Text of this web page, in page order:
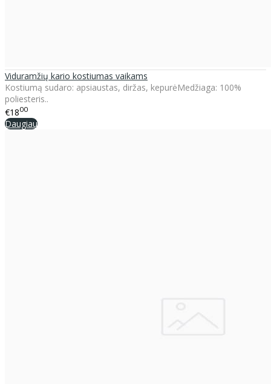
Viduramžių kario kostiumas vaikams
Kostiumą sudaro: apsiaustas, diržas, kepurėMedžiaga: 100%
poliesteris..
€1800
Daugiau